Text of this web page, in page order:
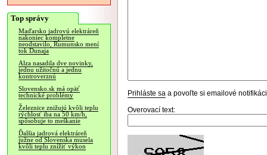
Top správy
Maďarsko jadrovú elektráreň
nakoniec kompletne
neodstavilo, Rumunsko mení
tok Dunaja
Alza nasadila dve novinky,
jednu užitočnú a jednu
kontroverznú
Slovensko.sk má opäť
technické problémy
Železnice znižujú kvôli teplu
rýchlosť iba na 50 km/h,
spôsobuje to meškanie
Ďalšia jadrová elektráreň
južne od Slovenska musela
kvôli teplu znížiť výkon
Prihláste sa a povoľte si emailové
Overovací text: